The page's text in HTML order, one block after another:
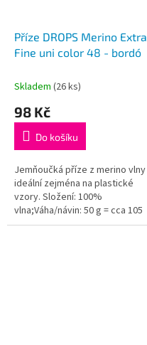
Příze DROPS Merino Extra
Fine uni color 48 - bordó
Skladem (26 ks)
98 Kč
Do košíku
Jemňoučká příze z merino vlny
ideální zejména na plastické
vzory. Složení: 100%
vlna;Váha/návin: 50 g = cca 105
metrů;Doporučená síla jehlic: 4